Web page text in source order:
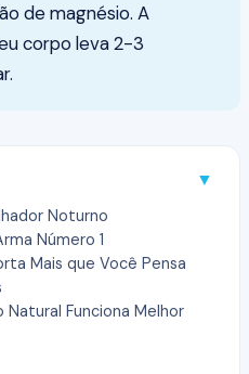
de magnésio. A
corpo leva 2-3
▼
Noturno
Número 1
Mais que Você Pensa
Funciona Melhor